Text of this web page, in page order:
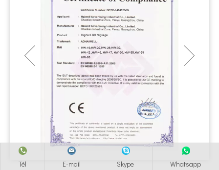
Tél E-mail Skype Whatsapp